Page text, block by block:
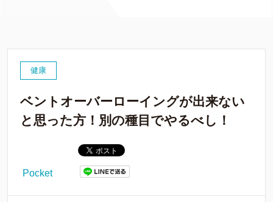
健康
ベントオーバーローイングが出来ない
と思った方！別の種目でやるべし！
Pocket